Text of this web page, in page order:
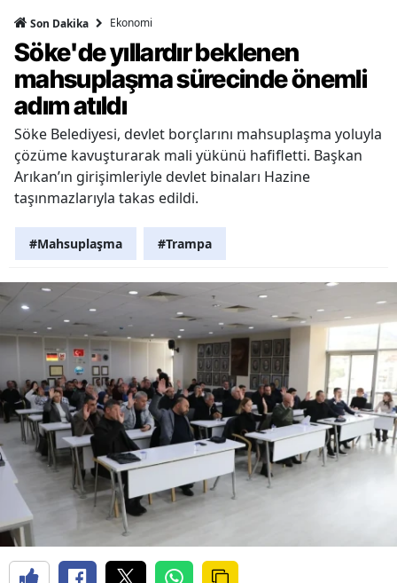
Son Dakika Ekonomi
Söke'de yıllardır beklenen
mahsuplaşma sürecinde önemli
adım atıldı
Söke Belediyesi, devlet borçlarını mahsuplaşma yoluyla
çözüme kavuşturarak mali yükünü hafifletti. Başkan
Arıkan’ın girişimleriyle devlet binaları Hazine
taşınmazlarıyla takas edildi.
#Mahsuplaşma #Trampa